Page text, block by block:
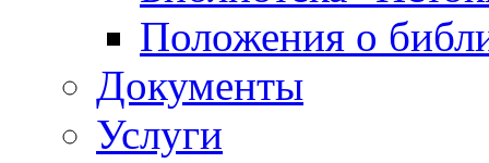
Положения о
Документы
Услуги